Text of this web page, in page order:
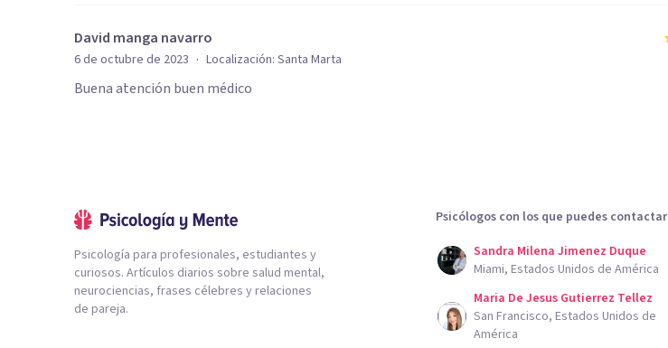
David manga navarro
6 de octubre de 2023 · Localización: Santa Marta
Buena atención buen médico
Psicología para profesionales, estudiantes y
curiosos. Artículos diarios sobre salud mental,
neurociencias, frases célebres y relaciones
de pareja.
Psicólogos con los que puedes contactar
Sandra Milena Jimenez Duque
Miami, Estados Unidos de América
Maria De Jesus Gutierrez Tellez
San Francisco, Estados Unidos de
América